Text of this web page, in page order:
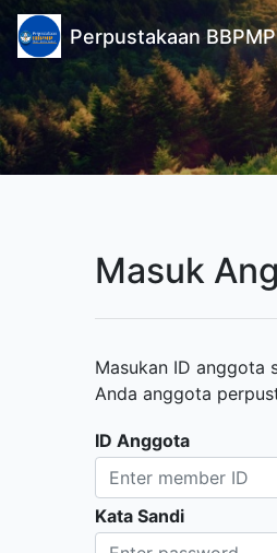
Perpustakaan
Masuk
Masukan ID anggota
Anda anggota
ID Anggota
Kata Sandi